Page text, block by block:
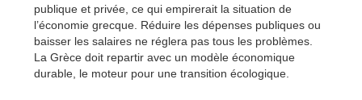
publique et privée, ce qui empirerait la situation de
l’économie grecque. Réduire les dépenses publiques ou
baisser les salaires ne réglera pas tous les problèmes.
La Grèce doit repartir avec un modèle économique
durable, le moteur pour une transition écologique.